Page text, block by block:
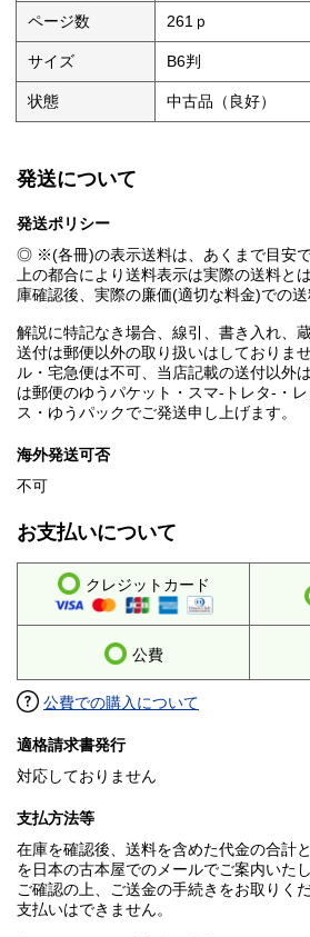
ページ数 261ｐ
サイズ B6判
状態 中古品（良好）
発送について
発送ポリシー
◎ ※(各冊)の表示送料は、あくまで目安
上の都合により送料表示は実際の送料と
庫確認後、実際の廉価(適切な料金)での送
解説に特記なき場合、線引、書き入れ、
送付は郵便以外の取り扱いはしておりま
ル・宅急便は不可、当店記載の送付以外
は郵便のゆうパケット・スマ-トレタ-・
ス・ゆうパックでご発送申し上げます。
海外発送可否
不可
お支払いについて
クレジットカード
公費
公費での購入について
適格請求書発行
対応しておりません
支払方法等
在庫を確認後、送料を含めた代金の合計
を日本の古本屋でのメールでご案内いた
ご確認の上、ご送金の手続きをお取りく
支払いはできません。